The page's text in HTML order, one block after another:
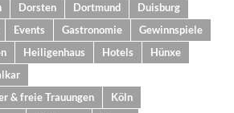
Dorsten Dortmund
Duisburg
Events Gastronomie
Gewinnspiele
Heiligenhaus Hotels
Hünxe
& freie Trauungen
Köln